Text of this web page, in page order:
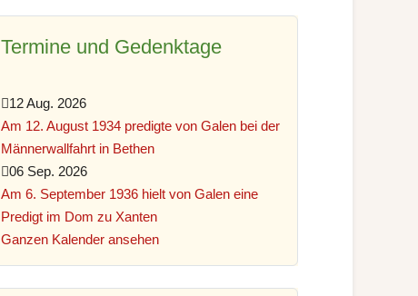
Termine und Gedenktage
12 Aug. 2026
Am 12. August 1934 predigte von Galen bei der
Männerwallfahrt in Bethen
06 Sep. 2026
Am 6. September 1936 hielt von Galen eine
Predigt im Dom zu Xanten
Ganzen Kalender ansehen